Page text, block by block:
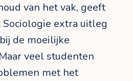
van het vak, geeft
extra uitleg
de moeilijke
veel studenten
met het